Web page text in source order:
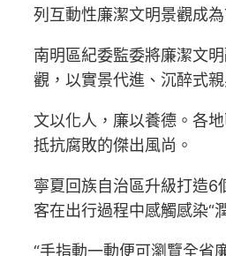
列互動性廉潔文明景觀成
南明區紀委監委將廉潔文
觀，以實景代進、沉醉式
文以化人，廉以養德。各
抵抗腐敗的傑出風尚。
寧夏回族自治區升級打造6
客在出行過程中感觸感染“
“手指動一動便可瀏覽全省